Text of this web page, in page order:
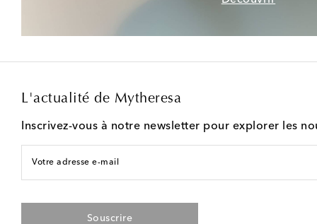
L'actualité de Mytheresa
Inscrivez-vous à notre newsletter pour explorer les
Votre adresse e-mail
Souscrire